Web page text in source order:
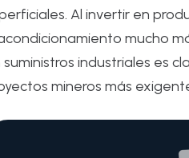
Al invertir en
mucho
suministros industriales es
mineros más